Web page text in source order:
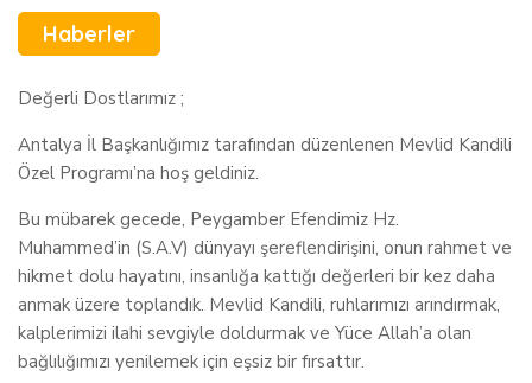
Haberler
Değerli Dostlarımız ;
Antalya İl Başkanlığımız tarafından düzenlenen Mevlid Kandili
Özel Programı’na hoş geldiniz.
Bu mübarek gecede, Peygamber Efendimiz Hz.
Muhammed’in (S.A.V) dünyayı şereflendirişini, onun rahmet ve
hikmet dolu hayatını, insanlığa kattığı değerleri bir kez daha
anmak üzere toplandık. Mevlid Kandili, ruhlarımızı arındırmak,
kalplerimizi ilahi sevgiyle doldurmak ve Yüce Allah’a olan
bağlılığımızı yenilemek için eşsiz bir fırsattır.